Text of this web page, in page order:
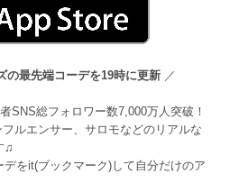
の最先端コーデを19時に更新 ／
SNS総フォロワー数7,000万人突破！
ルエンサー、サロモなどのリアルな
♫
をit(ブックマーク)して自分だけのア